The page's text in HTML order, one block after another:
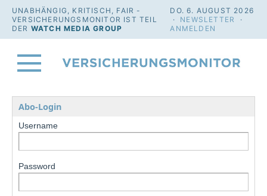
UNABHÄNGIG, KRITISCH, FAIR -
VERSICHERUNGSMONITOR IST TEIL
DER WATCH MEDIA GROUP
DO. 6. AUGUST 2026
· NEWSLETTER
·
ANMELDEN
Abo-Login
Username
Password